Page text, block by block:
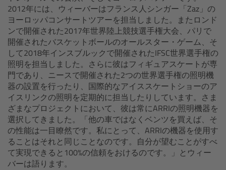
2012年には、ウィーバーはフランス人シンガー「Zaz」の
ヨーロッパコンサートツアーを担当しました。またロンド
ンで開催された2017年世界陸上競技選手権大会、パリで
開催されたバスケットボールのオールスター・ゲーム、そ
して2018年インスブルックで開催されたIFSC世界選手権の
照明を担当しました。さらに彼はフィギュアスケートが専
門であり、ニースで開催された2つの世界選手権の照明機
器の設置を行ったり、国際的なアイススケートショーのア
イスリンクの照明を定期的に担当したりしています。さま
ざまなプロジェクトにおいて、彼は常にARRIの照明機器を
選択してきました。「他の車ではなくベンツを買えば、そ
の性能は一目瞭然です。私にとって、ARRIの機器を使用す
ることはそれと同じことなのです。自分が望むことがすべ
て実現できると100%の信頼をおけるのです。」とウィー
バーは語ります。
Ultrasonic Distance Measure Unit UDM-1
LCUBEs
Motor Controllers
cmotion Products
Overview
Steady Zoom & Pan-Bar Zoom